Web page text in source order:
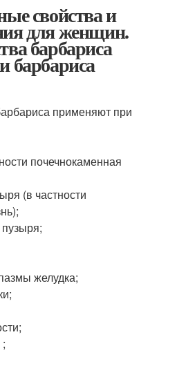
свойства и
для женщин.
барбариса
барбариса
применяют при
почечнокаменная
(в частности
желудка;